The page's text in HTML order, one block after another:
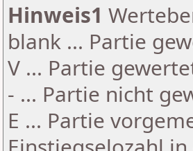
Hinweis1
blank ... Partie
V ... Partie
- ... Partie nicht
E ... Partie